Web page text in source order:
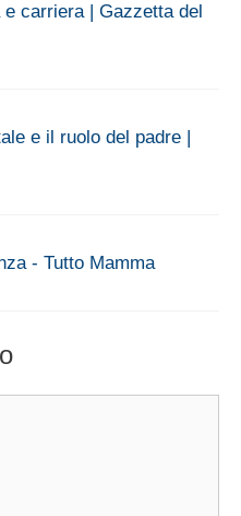
e carriera | Gazzetta del
e il ruolo del padre |
- Tutto Mamma